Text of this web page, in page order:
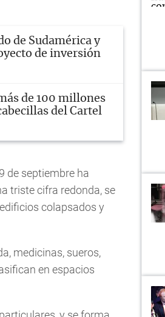
de Sudamérica y
de inversión
de 100 millones
del Cartel
de septiembre ha
triste cifra redonda, se
colapsados y
medicinas, sueros,
en espacios